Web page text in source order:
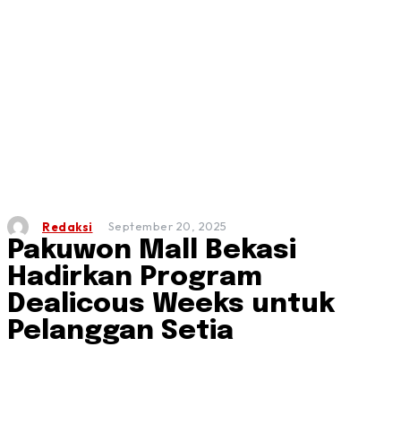
Redaksi September 20, 2025
Pakuwon Mall Bekasi
Hadirkan Program
Dealicous Weeks untuk
Pelanggan Setia